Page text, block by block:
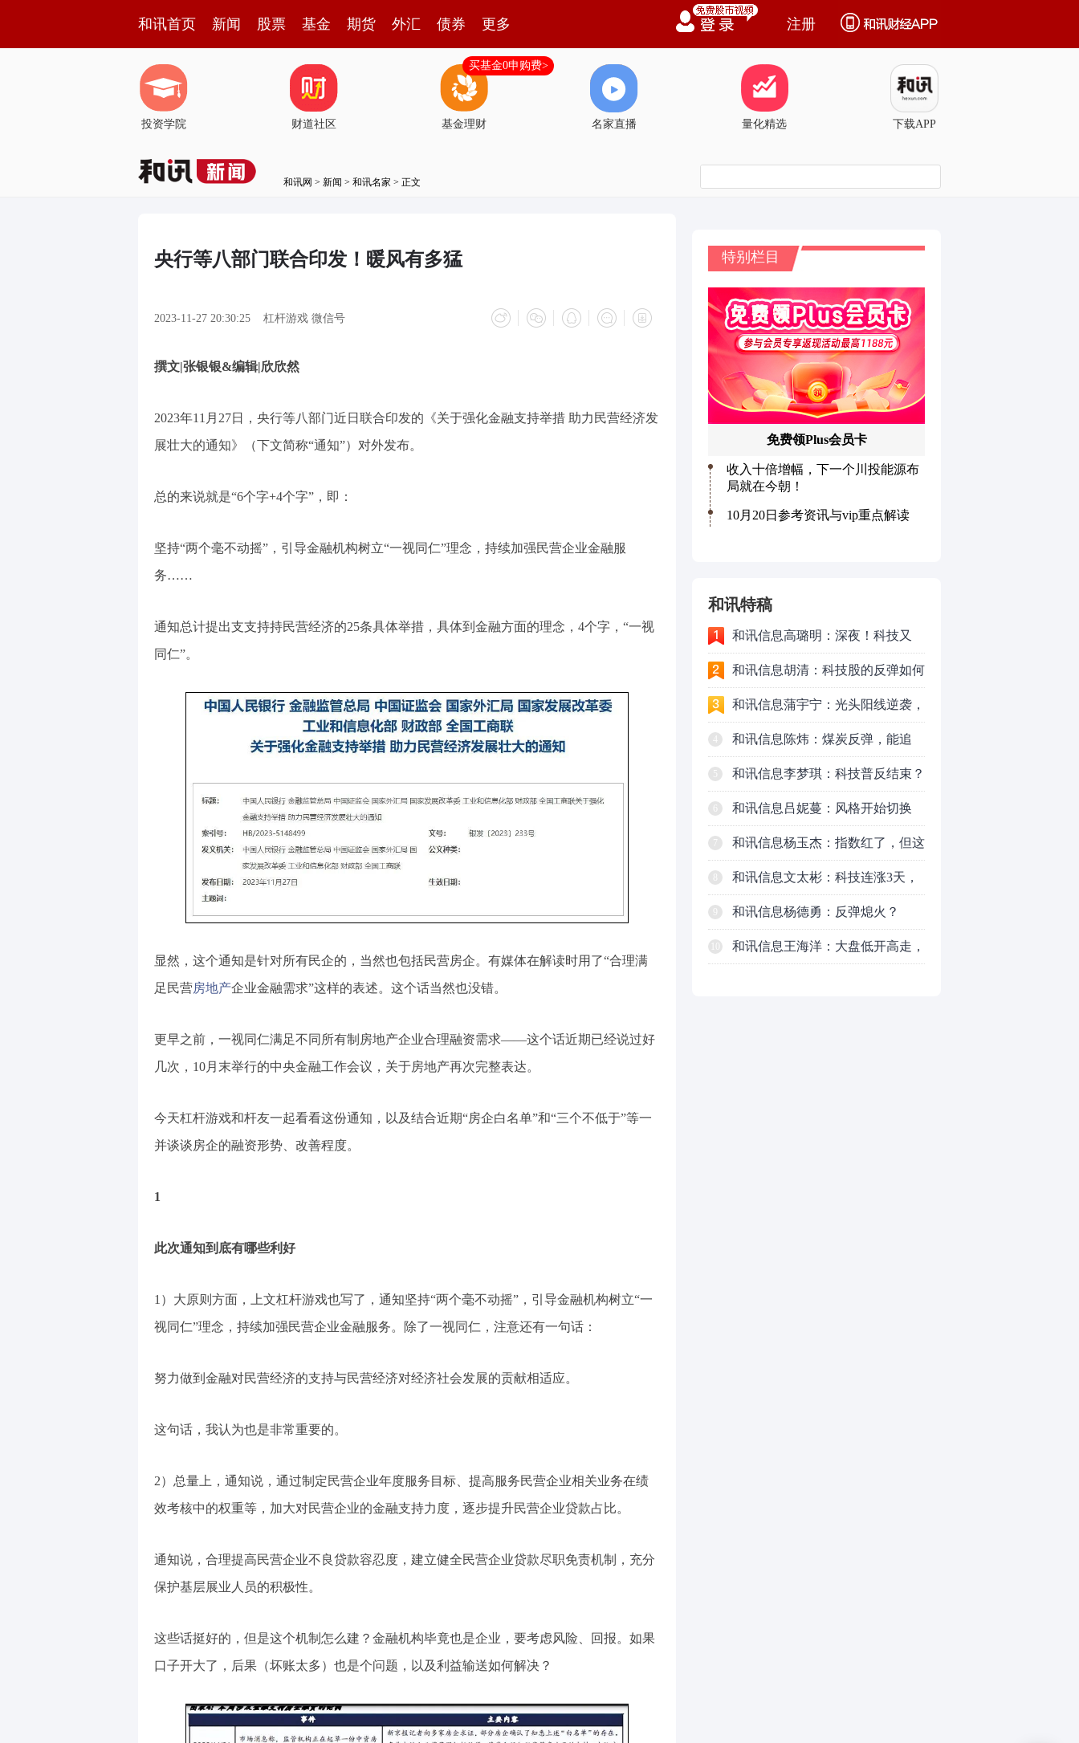
和讯首页 新闻 股票 基金 期货 外汇 债券 更多 注册
投资学院 财道社区 基金理财
买基金0申购费>
名家直播 量化精选 下载APP
和讯网 > 新闻 > 和讯名家 > 正文
央行等八部门联合印发！暖风有多猛
2023-11-27 20:30:25 杠杆游戏 微信号
撰文|张银银&编辑|欣欣然
2023年11月27日，央行等八部门近日联合印发的《关于强化金融支持举措 助力民营经济发
展壮大的通知》（下文简称“通知”）对外发布。
总的来说就是“6个字+4个字”，即：
坚持“两个毫不动摇”，引导金融机构树立“一视同仁”理念，持续加强民营企业金融服
务……
通知总计提出支支持持民营经济的25条具体举措，具体到金融方面的理念，4个字，“一视
同仁”。
显然，这个通知是针对所有民企的，当然也包括民营房企。有媒体在解读时用了“合理满
足民营房地产企业金融需求”这样的表述。这个话当然也没错。
更早之前，一视同仁满足不同所有制房地产企业合理融资需求——这个话近期已经说过好
几次，10月末举行的中央金融工作会议，关于房地产再次完整表达。
今天杠杆游戏和杆友一起看看这份通知，以及结合近期“房企白名单”和“三个不低于”等一
并谈谈房企的融资形势、改善程度。
1
此次通知到底有哪些利好
1）大原则方面，上文杠杆游戏也写了，通知坚持“两个毫不动摇”，引导金融机构树立“一
视同仁”理念，持续加强民营企业金融服务。除了一视同仁，注意还有一句话：
努力做到金融对民营经济的支持与民营经济对经济社会发展的贡献相适应。
这句话，我认为也是非常重要的。
2）总量上，通知说，通过制定民营企业年度服务目标、提高服务民营企业相关业务在绩
效考核中的权重等，加大对民营企业的金融支持力度，逐步提升民营企业贷款占比。
通知说，合理提高民营企业不良贷款容忍度，建立健全民营企业贷款尽职免责机制，充分
保护基层展业人员的积极性。
这些话挺好的，但是这个机制怎么建？金融机构毕竟也是企业，要考虑风险、回报。如果
口子开大了，后果（坏账太多）也是个问题，以及利益输送如何解决？
和讯特稿
和讯信息高璐明：深夜！科技又
跌！今天会跌吗？
和讯信息胡清：科技股的反弹如何
对待？
和讯信息蒲宇宁：光头阳线逆袭，
新主线已浮现？周五大盘怎么走？
和讯信息陈炜：煤炭反弹，能追
吗？八月主线看哪？
5 和讯信息李梦琪：科技普反结束？
和讯信息吕妮蔓：风格开始切换
了，周五干万注意
7 和讯信息杨玉杰：指数红了，但这
个信号警惕！
和讯信息文太彬：科技连涨3天，
明天会迎来分化？
和讯信息杨德勇：反弹熄火？
和讯信息王海洋：大盘低开高走，